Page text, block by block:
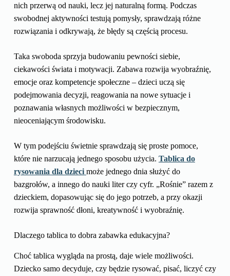
nich przerwą od nauki, lecz jej naturalną formą. Podczas
swobodnej aktywności testują pomysły, sprawdzają różne
rozwiązania i odkrywają, że błędy są częścią procesu.
Taka swoboda sprzyja budowaniu pewności siebie,
ciekawości świata i motywacji. Zabawa rozwija wyobraźnię,
emocje oraz kompetencje społeczne – dzieci uczą się
podejmowania decyzji, reagowania na nowe sytuacje i
poznawania własnych możliwości w bezpiecznym,
nieoceniającym środowisku.
W tym podejściu świetnie sprawdzają się proste pomoce,
które nie narzucają jednego sposobu użycia. Tablica do
rysowania dla dzieci może jednego dnia służyć do
bazgrołów, a innego do nauki liter czy cyfr. „Rośnie” razem z
dzieckiem, dopasowując się do jego potrzeb, a przy okazji
rozwija sprawność dłoni, kreatywność i wyobraźnię.
Dlaczego tablica to dobra zabawka edukacyjna?
Choć tablica wygląda na prostą, daje wiele możliwości.
Dziecko samo decyduje, czy będzie rysować, pisać, liczyć czy